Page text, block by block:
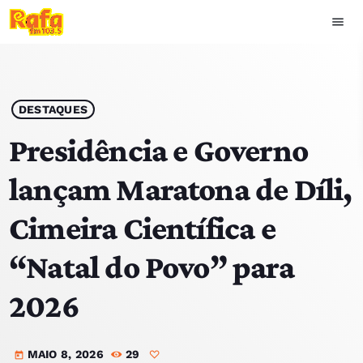
menu
play_arrow OUVIR RAFA
HOME
NOTÍCIAS
EQUIPA
TOP 15
PODCASTS
DESTAQUES
Presidência e Governo
lançam Maratona de Díli,
Cimeira Científica e
“Natal do Povo” para
2026
today MAIO 8, 2026 29